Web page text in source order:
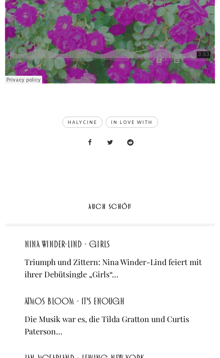
HALYCINE IN LOVE WITH
AUCH SCHÖN
Nina Winder-Lind - Girls
Triumph und Zittern: Nina Winder-Lind feiert mit
ihrer Debütsingle „Girls“…
atmos bloom - It's Enough
Die Musik war es, die Tilda Gratton und Curtis
Paterson…